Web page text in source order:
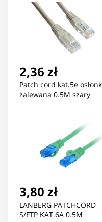
2,36 zł
Patch cord kat.5e
zalewana 0.5M szary
3,80 zł
LANBERG PATCHCORD
S/FTP KAT.6A 0.5M